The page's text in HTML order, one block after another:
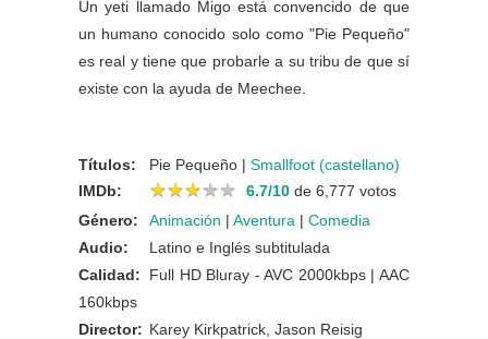
Un yeti llamado Migo está convencido de que
un humano conocido solo como "Pie Pequeño"
es real y tiene que probarle a su tribu de que sí
existe con la ayuda de Meechee.
Títulos: Pie Pequeño | Smallfoot (castellano)
IMDb:
★★★★★
★★★★★ 6.7/10 de 6,777 votos
Género:
Animación | Aventura | Comedia
Audio:
Latino e Inglés subtitulada
Calidad:
Full HD Bluray - AVC 2000kbps | AAC
160kbps
Director: Karey Kirkpatrick, Jason Reisig